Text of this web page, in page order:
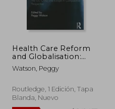
dcto. $
Health Care Reform
and Globalisation:
The Us, China and
Europe in
Perspective (en
Inglés)
Watson, Peggy
Routledge, 1 Edición, Tapa
Blanda, Nuevo